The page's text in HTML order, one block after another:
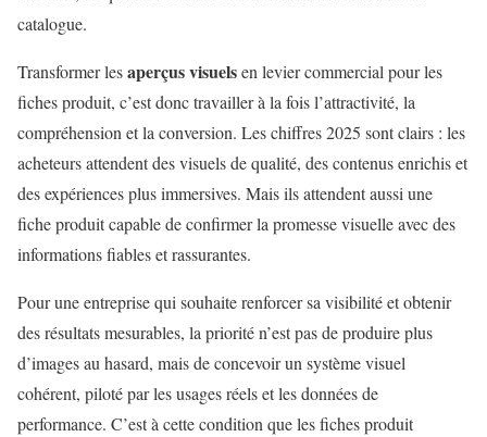
catalogue.
Transformer lesaperçus visuelsen levier commercial pour les
fiches produit, c’est donc travailler à la fois l’attractivité, la
compréhension et la conversion. Les chiffres 2025 sont clairs : les
acheteurs attendent des visuels de qualité, des contenus enrichis et
des expériences plus immersives. Mais ils attendent aussi une
fiche produit capable de confirmer la promesse visuelle avec des
informations fiables et rassurantes.
Pour une entreprise qui souhaite renforcer sa visibilité et obtenir
des résultats mesurables, la priorité n’est pas de produire plus
d’images au hasard, mais de concevoir un système visuel
cohérent, piloté par les usages réels et les données de
performance. C’est à cette condition que les fiches produit